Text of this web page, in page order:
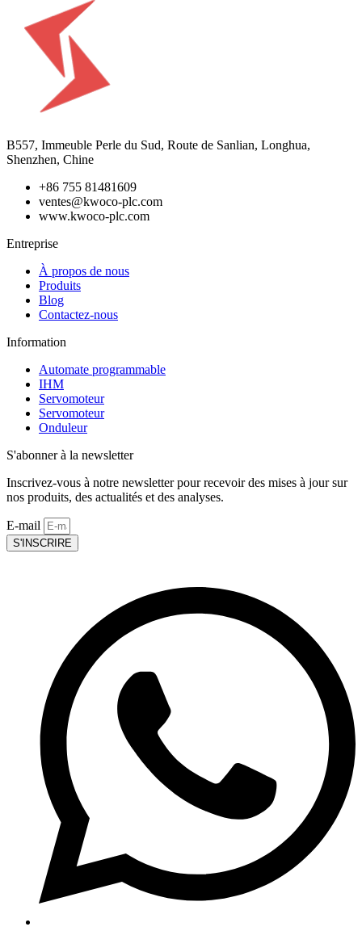
B557, Immeuble Perle du Sud, Route de Sanlian, Longhua,
Shenzhen, Chine
+86 755 81481609
ventes@kwoco-plc.com
www.kwoco-plc.com
Entreprise
À propos de nous
Produits
Blog
Contactez-nous
Information
Automate programmable
IHM
Servomoteur
Servomoteur
Onduleur
S'abonner à la newsletter
Inscrivez-vous à notre newsletter pour recevoir des mises à jour sur
nos produits, des actualités et des analyses.
E-mail
S'INSCRIRE